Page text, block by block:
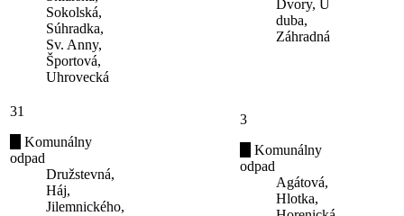
Sokolská,
Súhradka,
Sv. Anny,
Športová,
Uhrovecká
Dvory, U
duba,
Záhradná
31
Komunálny
odpad
Družstevná,
Háj,
Jilemnického,
3
Komunálny
odpad
Agátová,
Hlotka,